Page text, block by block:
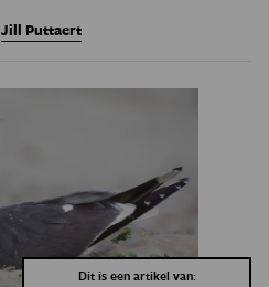
Jill Puttaert
Dit is een artikel van: